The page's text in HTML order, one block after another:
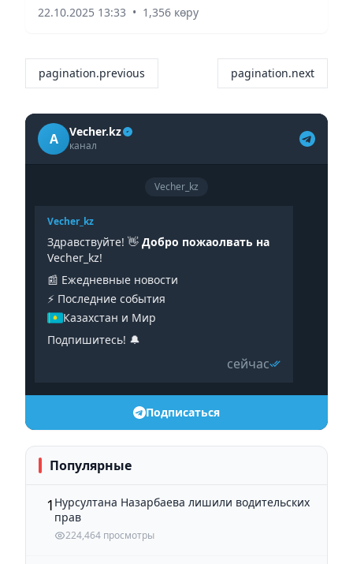
национальным торжеством. Сегодня новое
22.10.2025 13:33 • 1,356 көру
pagination.previous pagination.next
A Vecher.kz
канал
Vecher_kz
Vecher_kz
Здравствуйте! 👋 Добро пожаолвать на
Vecher_kz!
📰 Ежедневные новости
⚡️ Последние события
Казахстан и Мир
Подпишитесь! 🔔
сейчас
Подписаться
Популярные
1 Нурсултана Назарбаева лишили водительских
прав
224,464 просмотры